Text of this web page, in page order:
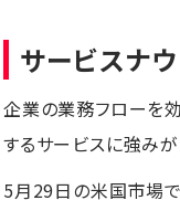
サービスナウ
企業の業務フローを
するサービスに強みが
5月29日の米国市場